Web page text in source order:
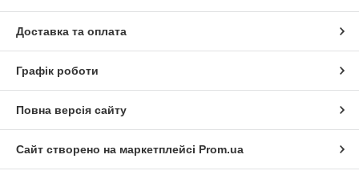
Доставка та оплата
Графік роботи
Повна версія сайту
Сайт створено на маркетплейсі Prom.ua